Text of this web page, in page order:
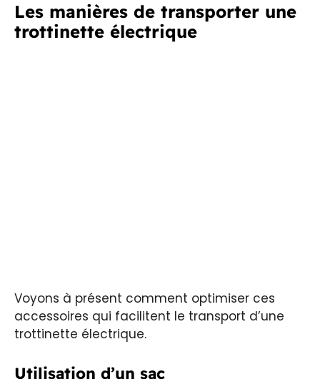
Les manières de transporter une
trottinette électrique
Voyons à présent comment optimiser ces
accessoires qui facilitent le transport d’une
trottinette électrique.
Utilisation d’un sac